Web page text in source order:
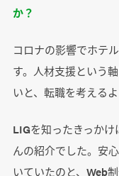
か？
コロナの影響でホテ
す。人材支援という
いと、転職を考える
LIGを知ったきっか
んの紹介でした。安
いていたのと、Web